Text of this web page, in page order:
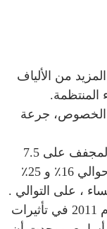
من الألياف
المنتظمة.
الخصوص، جرعة
يحتوي نصف كوب (75 جرام) من التين المجفف على 7.5
جرام من الألياف ، والتي يمكن أن تلبي حوالي 16٪ و 25٪
، على التوالي .
نظرت دراسة أجريت على الحيوانات عام 2011 في تأثيرات